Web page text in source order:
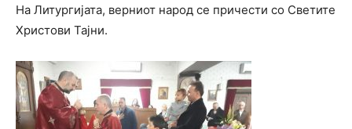
На Литургијата, верниот народ се причести со Светите
Христови Тајни.